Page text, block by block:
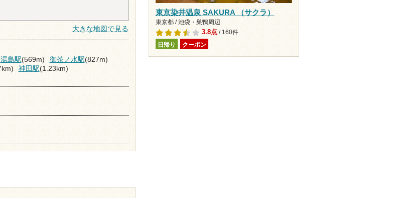
大きな地図で見る
湯島駅(569m) 御茶ノ水駅(827m)
神田駅(1.23km)
東京染井温泉 SAKURA （サクラ）
東京都 / 池袋・巣鴨周辺
3.8点/ 160件
日帰り クーポン